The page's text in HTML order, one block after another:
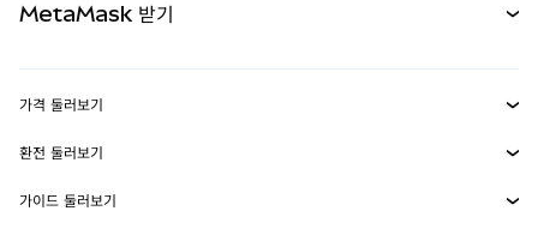
실물자산
MetaMask Connect
Snaps
MetaMask 받기
보안
가격 둘러보기
이더리움 가격
솔라나 가격
환전 둘러보기
ETH를 USD로 환전
가이드 둘러보기